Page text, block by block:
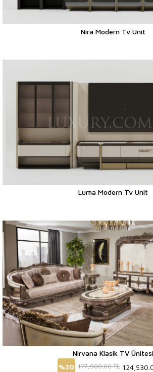
Nira Modern Tv Unit
Luma Modern Tv Unit
Nirvana Klasik TV Ünitesi
%30 177,900.00TL